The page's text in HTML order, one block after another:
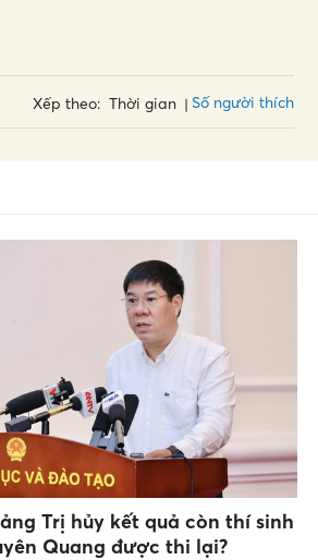
Xếp theo: Thời gian Số người thích
Trị hủy kết quả còn thí sinh
Quang được thi lại?